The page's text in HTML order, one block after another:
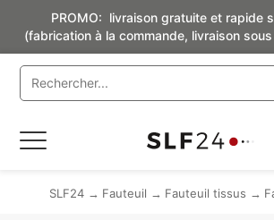
PROMO: livraison gratuite et rapide
(fabrication à la commande, livraison
Basculer
SLF24 Fauteuil Fauteuil tissus